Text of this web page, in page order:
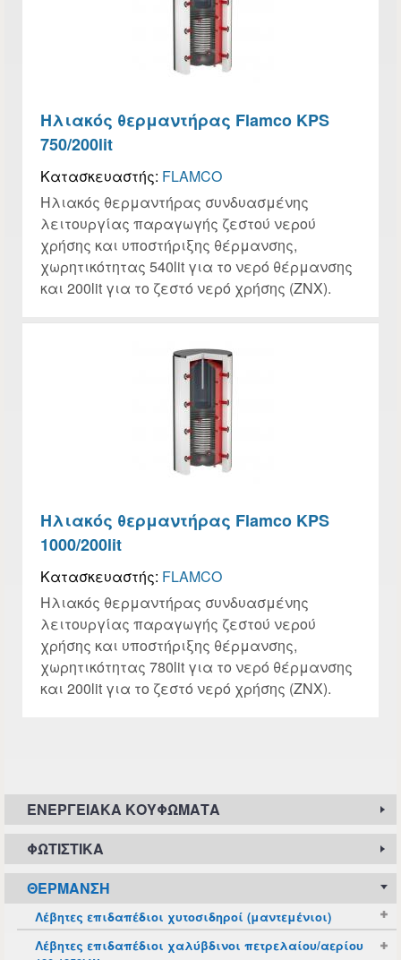
Ηλιακός θερμαντήρας Flamco KPS
750/200lit
Κατασκευαστής: FLAMCO
Ηλιακός θερμαντήρας συνδυασμένης
λειτουργίας παραγωγής ζεστού νερού
χρήσης και υποστήριξης θέρμανσης,
χωρητικότητας 540lit για το νερό θέρμανσης
και 200lit για το ζεστό νερό χρήσης (ΖΝΧ).
Ηλιακός θερμαντήρας Flamco KPS
1000/200lit
Κατασκευαστής: FLAMCO
Ηλιακός θερμαντήρας συνδυασμένης
λειτουργίας παραγωγής ζεστού νερού
χρήσης και υποστήριξης θέρμανσης,
χωρητικότητας 780lit για το νερό θέρμανσης
και 200lit για το ζεστό νερό χρήσης (ΖΝΧ).
ΕΝΕΡΓΕΙΑΚΆ ΚΟΥΦΏΜΑΤΑ
ΦΩΤΙΣΤΙΚΆ
ΘΈΡΜΑΝΣΗ
Λέβητες επιδαπέδιοι χυτοσιδηροί (μαντεμένιοι)
Λέβητες επιδαπέδιοι χαλύβδινοι πετρελαίου/αερίου